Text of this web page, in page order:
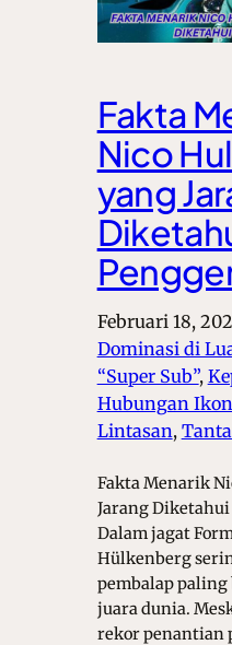
Fakta
Nico
yang
Februari 18,
Dominasi di
“Super Sub”,
Hubungan
Lintasan,
Fakta Menarik
Jarang Diketahui
Dalam jagat
Hülkenberg
pembalap
juara dunia.
rekor penantian